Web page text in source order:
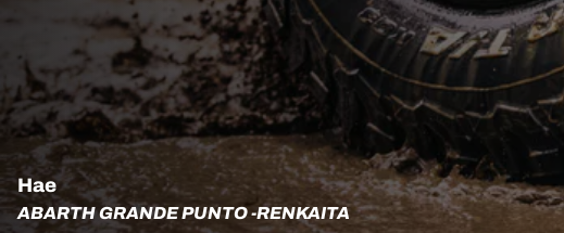
Hae
ABARTH GRANDE PUNTO -RENKAITA